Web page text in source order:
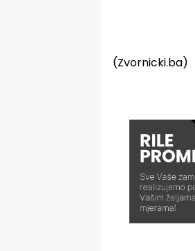
(Zvornicki.ba)